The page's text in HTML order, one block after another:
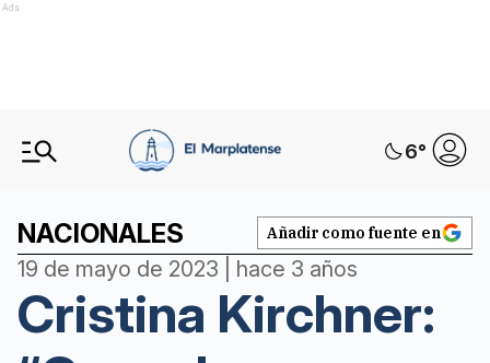
Ads
6°
NACIONALES Añadir como fuente en
19 de mayo de 2023 | hace 3 años
Cristina Kirchner: